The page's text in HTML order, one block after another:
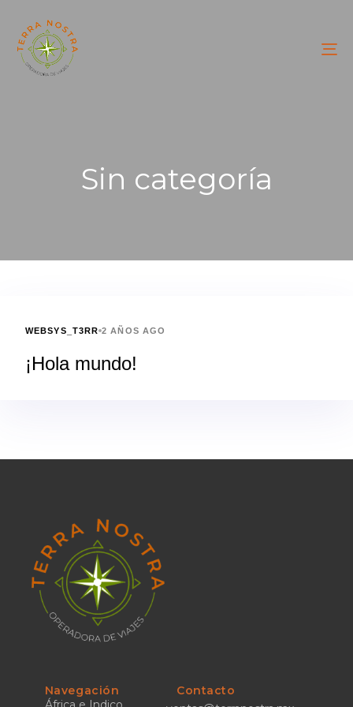
Sin categoría
WEBSYS_T3RR 2 AÑOS AGO
¡Hola mundo!
Navegación
Contacto